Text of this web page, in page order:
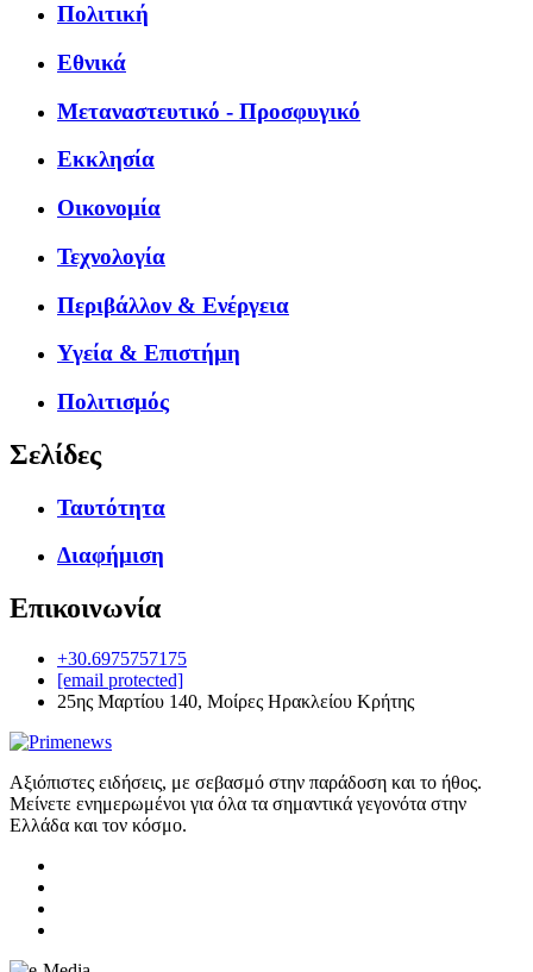
Πολιτική
Εθνικά
Μεταναστευτικό - Προσφυγικό
Εκκλησία
Οικονομία
Τεχνολογία
Περιβάλλον & Ενέργεια
Υγεία & Επιστήμη
Πολιτισμός
Σελίδες
Ταυτότητα
Διαφήμιση
Επικοινωνία
+30.6975757175
[email protected]
25ης Μαρτίου 140, Μοίρες Ηρακλείου Κρήτης
Αξιόπιστες ειδήσεις, με σεβασμό στην παράδοση και το ήθος.
Μείνετε ενημερωμένοι για όλα τα σημαντικά γεγονότα στην
Ελλάδα και τον κόσμο.